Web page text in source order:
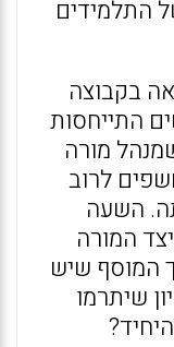
התלמידים
בקבוצה
התייחסות
מורה
לרוב
השעה
המורה
המוסף שיש
שיתרמו